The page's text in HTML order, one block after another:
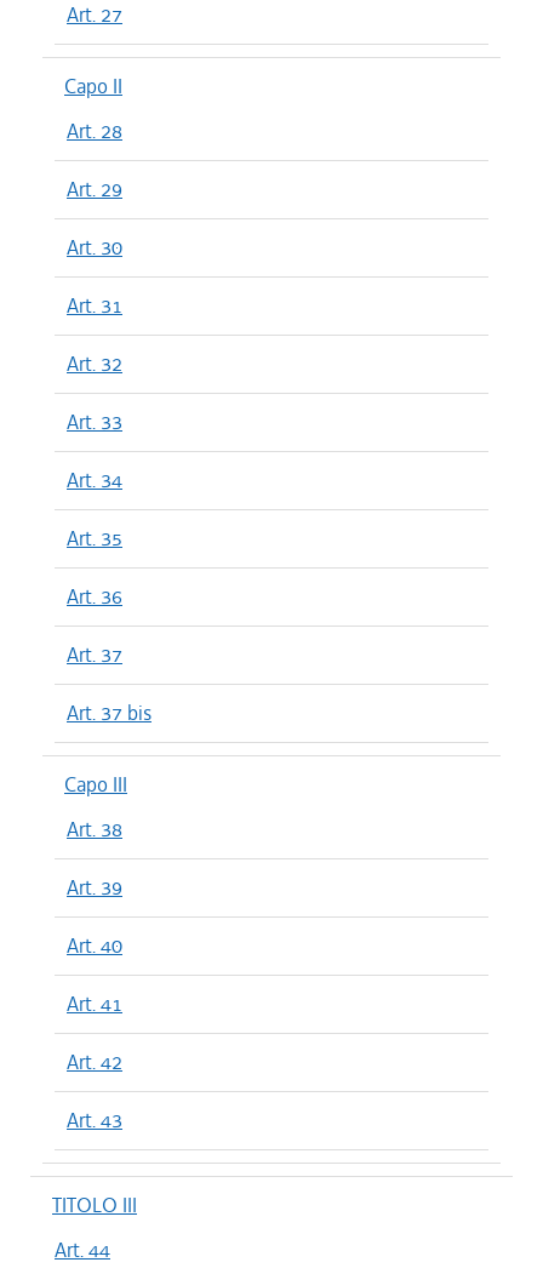
Art. 27
Capo II
Art. 28
Art. 29
Art. 30
Art. 31
Art. 32
Art. 33
Art. 34
Art. 35
Art. 36
Art. 37
Art. 37 bis
Capo III
Art. 38
Art. 39
Art. 40
Art. 41
Art. 42
Art. 43
TITOLO III
Art. 44